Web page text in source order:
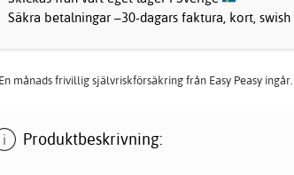
Säkra betalningar –30-dagars faktura, kort,
En månads frivillig självriskförsäkring från Easy Peasy ingår.
Produktbeskrivning: